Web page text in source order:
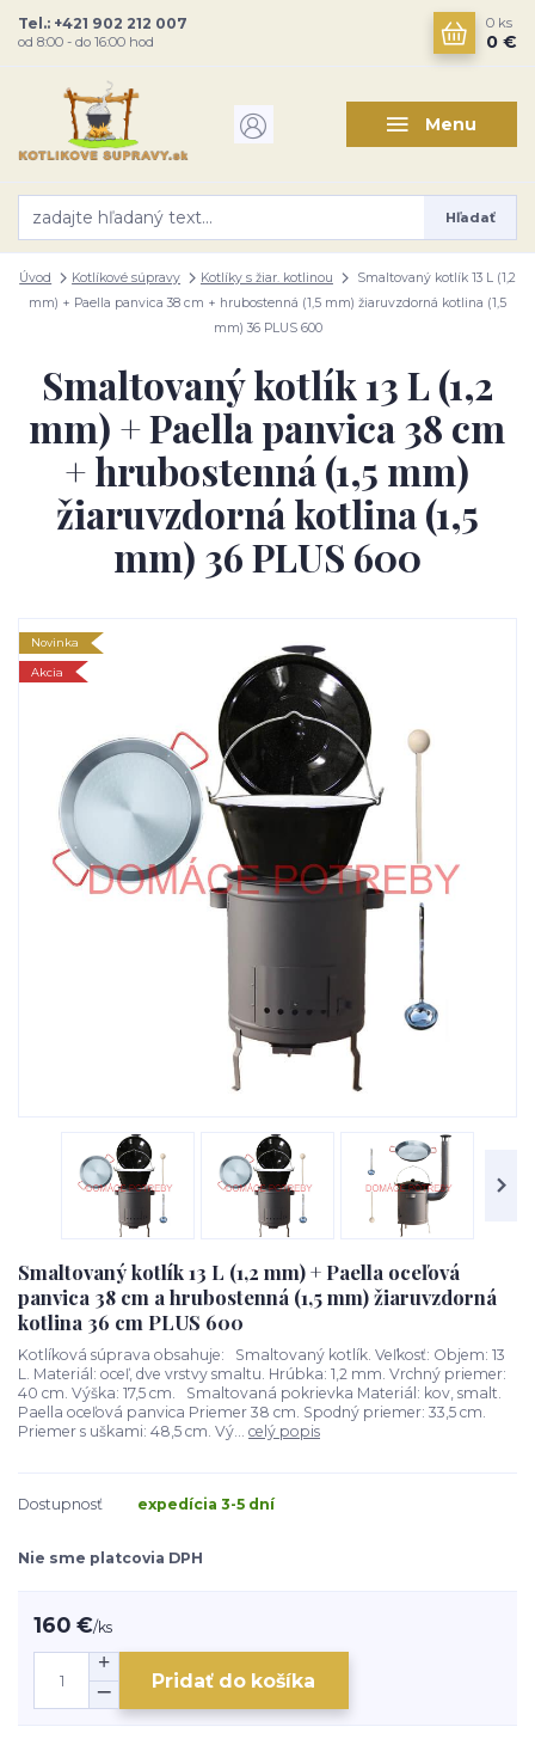
Menu
Hľadať
Tel.: +421 902 212 007
od 8:00 - do 16:00 hod
0 ks
0 €
Úvod Kotlíkové súpravy Kotlíky s žiar. kotlinou
Smaltovaný kotlík 13 L (1,2
mm) + Paella panvica 38 cm + hrubostenná (1,5 mm) žiaruvzdorná kotlina (1,5
mm) 36 PLUS 600
Smaltovaný kotlík 13 L (1,2
mm) + Paella panvica 38 cm
+ hrubostenná (1,5 mm)
žiaruvzdorná kotlina (1,5
mm) 36 PLUS 600
Novinka
Akcia
Smaltovaný kotlík 13 L (1,2 mm) + Paella oceľová
panvica 38 cm a hrubostenná (1,5 mm) žiaruvzdorná
kotlina 36 cm PLUS 600
Kotlíková súprava obsahuje: Smaltovaný kotlík. Veľkosť: Objem: 13
L. Materiál: oceľ, dve vrstvy smaltu. Hrúbka: 1,2 mm. Vrchný priemer:
40 cm. Výška: 17,5 cm. Smaltovaná pokrievka Materiál: kov, smalt.
Paella oceľová panvica Priemer 38 cm. Spodný priemer: 33,5 cm.
Priemer s uškami: 48,5 cm. Vý... celý popis
Dostupnosť expedícia 3-5 dní
Nie sme platcovia DPH
160 €/ks
Pridať do košíka